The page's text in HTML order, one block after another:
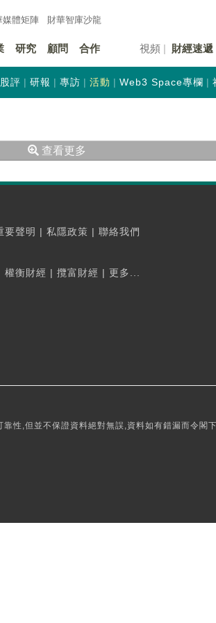
媒體矩陣 財華智庫沙龍
研究 顧問 合作 視頻 財經速遞
股評 研報 專訪 活動 Web3 Space專欄
查看更多
要聲明 | 私隱政策 | 聯絡我們
權衡財經 | 攬富財經 | 更多...
性,但並不保證資料絕對無誤,資料如有錯漏而令閣